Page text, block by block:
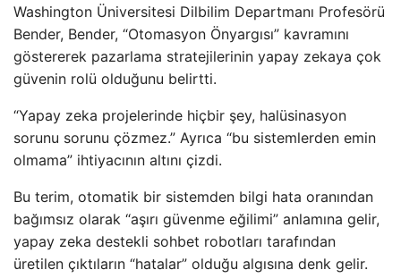
Washington Üniversitesi Dilbilim Departmanı Profesörü
Bender, Bender, “Otomasyon Önyargısı” kavramını
göstererek pazarlama stratejilerinin yapay zekaya çok
güvenin rolü olduğunu belirtti.
“Yapay zeka projelerinde hiçbir şey, halüsinasyon
sorunu sorunu çözmez.” Ayrıca “bu sistemlerden emin
olmama” ihtiyacının altını çizdi.
Bu terim, otomatik bir sistemden bilgi hata oranından
bağımsız olarak “aşırı güvenme eğilimi” anlamına gelir,
yapay zeka destekli sohbet robotları tarafından
üretilen çıktıların “hatalar” olduğu algısına denk gelir.